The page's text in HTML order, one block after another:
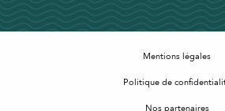
Mentions légales
Politique de
Nos partenaires